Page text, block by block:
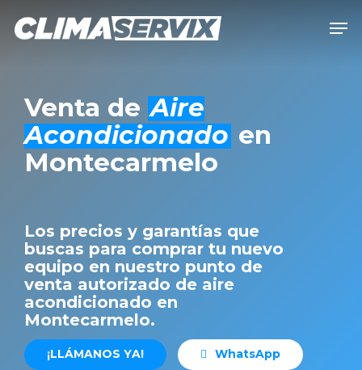
Venta de Aire
Acondicionado en
Montecarmelo
Los precios y garantías que
buscas para comprar tu nuevo
equipo en nuestro punto de
venta autorizado de aire
acondicionado en
Montecarmelo.
¡LLÁMANOS YA! WhatsApp